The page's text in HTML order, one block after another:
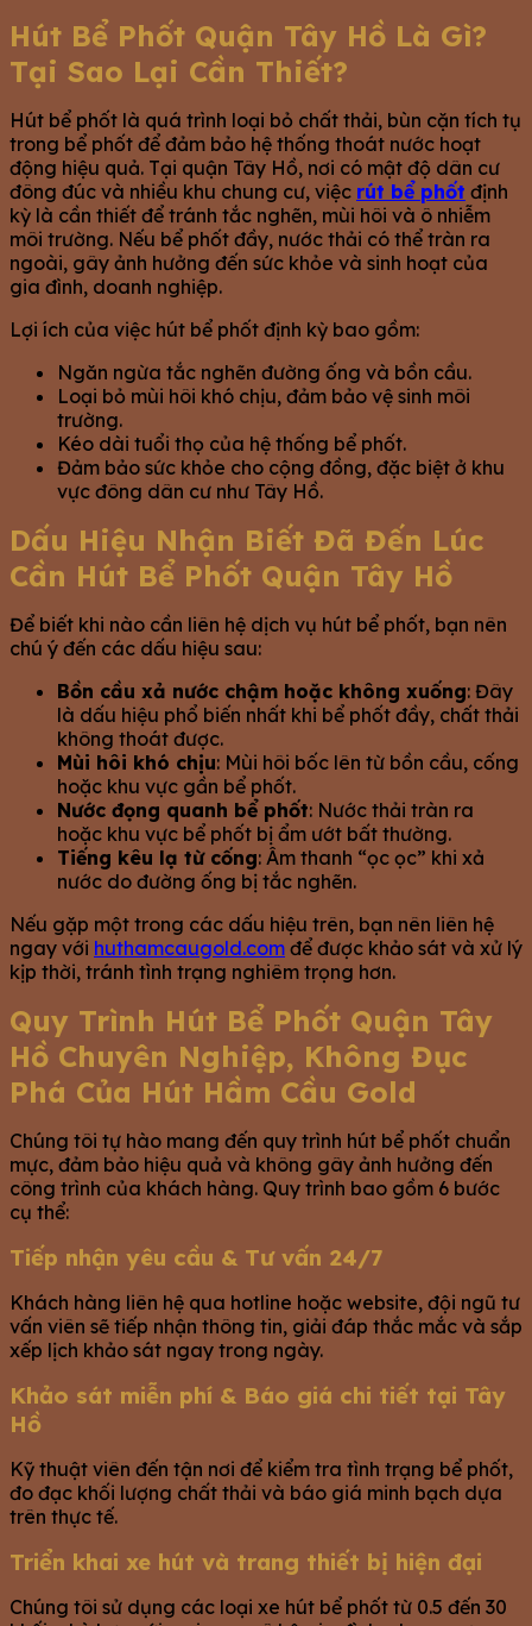
Hút Bể Phốt Quận Tây Hồ Là Gì?
Tại Sao Lại Cần Thiết?
Hút bể phốt là quá trình loại bỏ chất thải, bùn cặn tích tụ
trong bể phốt để đảm bảo hệ thống thoát nước hoạt
động hiệu quả. Tại quận Tây Hồ, nơi có mật độ dân cư
đông đúc và nhiều khu chung cư, việc rút bể phốt định
kỳ là cần thiết để tránh tắc nghẽn, mùi hôi và ô nhiễm
môi trường. Nếu bể phốt đầy, nước thải có thể tràn ra
ngoài, gây ảnh hưởng đến sức khỏe và sinh hoạt của
gia đình, doanh nghiệp.
Lợi ích của việc hút bể phốt định kỳ bao gồm:
Ngăn ngừa tắc nghẽn đường ống và bồn cầu.
Loại bỏ mùi hôi khó chịu, đảm bảo vệ sinh môi
trường.
Kéo dài tuổi thọ của hệ thống bể phốt.
Đảm bảo sức khỏe cho cộng đồng, đặc biệt ở khu
vực đông dân cư như Tây Hồ.
Dấu Hiệu Nhận Biết Đã Đến Lúc
Cần Hút Bể Phốt Quận Tây Hồ
Để biết khi nào cần liên hệ dịch vụ hút bể phốt, bạn nên
chú ý đến các dấu hiệu sau:
Bồn cầu xả nước chậm hoặc không xuống: Đây
là dấu hiệu phổ biến nhất khi bể phốt đầy, chất thải
không thoát được.
Mùi hôi khó chịu: Mùi hôi bốc lên từ bồn cầu, cống
hoặc khu vực gần bể phốt.
Nước đọng quanh bể phốt: Nước thải tràn ra
hoặc khu vực bể phốt bị ẩm ướt bất thường.
Tiếng kêu lạ từ cống: Âm thanh “ọc ọc” khi xả
nước do đường ống bị tắc nghẽn.
Nếu gặp một trong các dấu hiệu trên, bạn nên liên hệ
ngay với huthamcaugold.com để được khảo sát và xử lý
kịp thời, tránh tình trạng nghiêm trọng hơn.
Quy Trình Hút Bể Phốt Quận Tây
Hồ Chuyên Nghiệp, Không Đục
Phá Của Hút Hầm Cầu Gold
Chúng tôi tự hào mang đến quy trình hút bể phốt chuẩn
mực, đảm bảo hiệu quả và không gây ảnh hưởng đến
công trình của khách hàng. Quy trình bao gồm 6 bước
cụ thể:
Tiếp nhận yêu cầu & Tư vấn 24/7
Khách hàng liên hệ qua hotline hoặc website, đội ngũ tư
vấn viên sẽ tiếp nhận thông tin, giải đáp thắc mắc và sắp
xếp lịch khảo sát ngay trong ngày.
Khảo sát miễn phí & Báo giá chi tiết tại Tây
Hồ
Kỹ thuật viên đến tận nơi để kiểm tra tình trạng bể phốt,
đo đạc khối lượng chất thải và báo giá minh bạch dựa
trên thực tế.
Triển khai xe hút và trang thiết bị hiện đại
Chúng tôi sử dụng các loại xe hút bể phốt từ 0.5 đến 30